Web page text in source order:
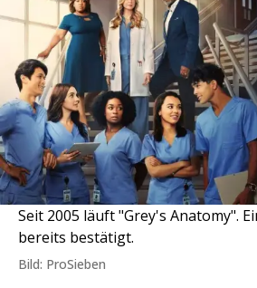
Seit 2005 läuft "Grey's Anatomy".
bereits bestätigt.
Bild: ProSieben